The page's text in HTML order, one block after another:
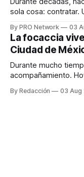
sola cosa: contratar.
para los textos,
para encontrar
llamadas y
By PRO Network 03
La focaccia
Ciudad de
Durante mucho
acompañamiento.
artesanal,
By Redacción 03 Aug